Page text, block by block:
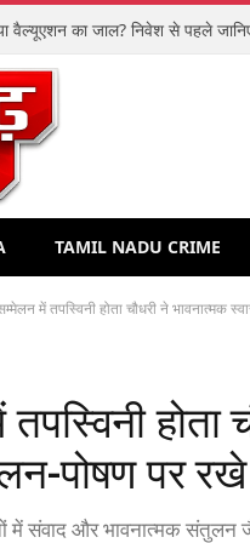
TAMIL NADU CRIME
में तपस्विनी होता चौधरी ने भावनात्मक
होता
पोषण पर रखे
संवाद और भावनात्मक संतुलन